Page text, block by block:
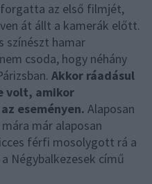
forgatta az első filmjét,
át állt a kamerák előtt.
színészt hamar
csoda, hogy néhány
Akkor ráadásul
volt, amikor
eseményen. Alaposan
már alaposan
férfi mosolygott rá a
Négybalkezesek című